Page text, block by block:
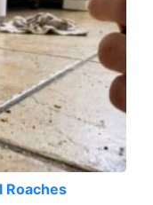
Roaches